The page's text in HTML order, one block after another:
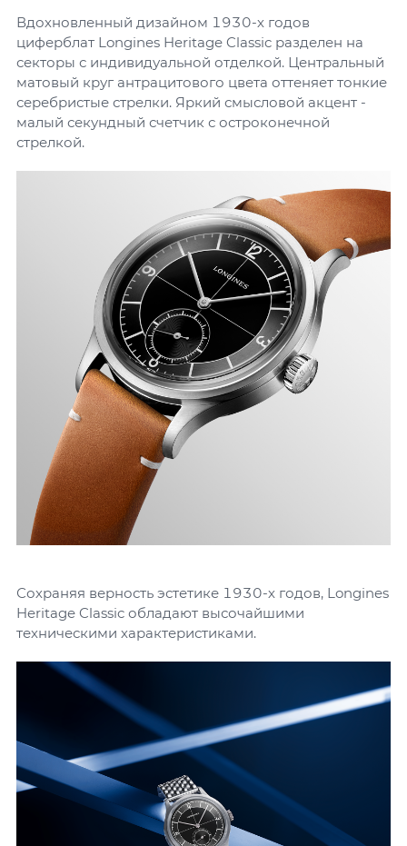
Вдохновленный дизайном 1930-х годов
циферблат Longines Heritage Classic разделен на
секторы с индивидуальной отделкой. Центральный
матовый круг антрацитового цвета оттеняет тонкие
серебристые стрелки. Яркий смысловой акцент -
малый секундный счетчик с остроконечной
стрелкой.
Сохраняя верность эстетике 1930-х годов, Longines
Heritage Classic обладают высочайшими
техническими характеристиками.